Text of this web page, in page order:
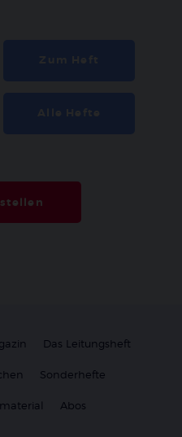
Das Leitungsheft
Sonderhefte
Abos